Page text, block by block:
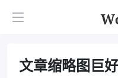
文章缩略图巨